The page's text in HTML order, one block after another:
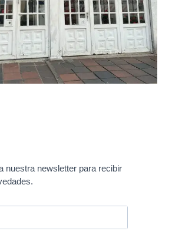
nuestra newsletter para recibir